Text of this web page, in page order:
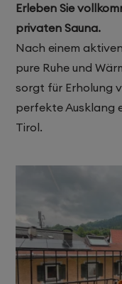
Erleben Sie
privaten Sauna.
Nach einem
pure Ruhe und
sorgt für Erholung
perfekte Ausklang
Tirol.